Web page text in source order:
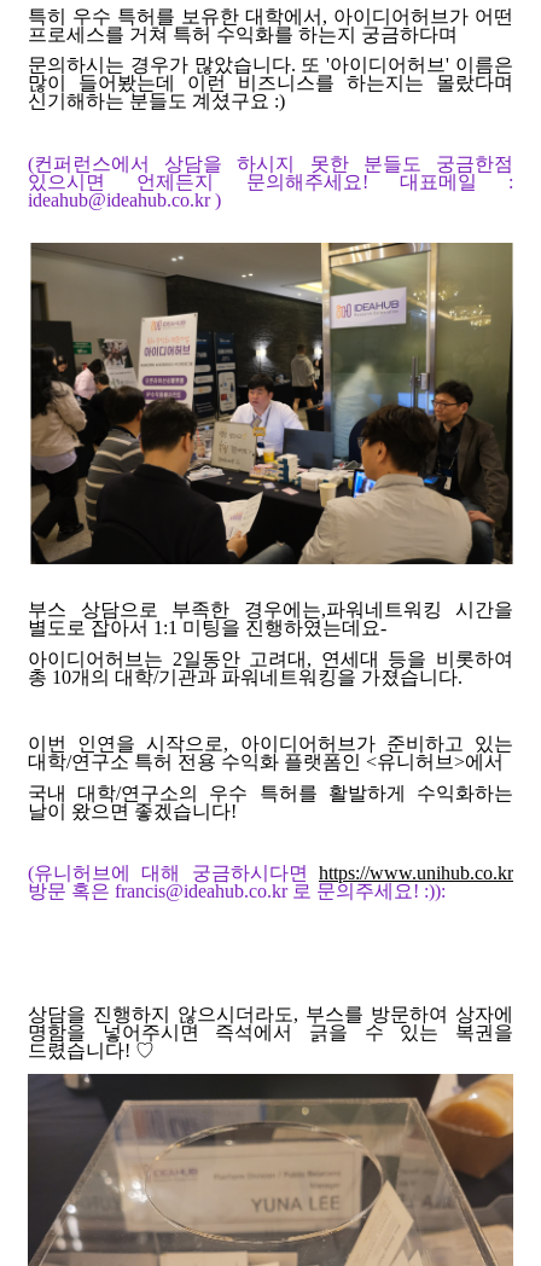
특히 우수 특허를 보유한 대학에서, 아이디어허브가 어떤
프로세스를 거쳐 특허 수익화를 하는지 궁금하다며
문의하시는 경우가 많았습니다. 또'아이디어허브' 이름은
많이 들어봤는데 이런 비즈니스를 하는지는 몰랐다며
신기해하는 분들도 계셨구요 :)
(컨퍼런스에서 상담을 하시지 못한 분들도 궁금한점
있으시면 언제든지 문의해주세요! 대표메일 :
ideahub@ideahub.co.kr )
부스 상담으로 부족한 경우에는,파워네트워킹 시간을
별도로 잡아서 1:1 미팅을 진행하였는데요-
아이디어허브는 2일동안 고려대 , 연세대
등을 비롯하여
총 10개의 대학/기관과 파워네트워킹을 가졌습니다.
이번 인연을 시작으로, 아이디어허브가 준비하고 있는
대학/연구소 특허 전용 수익화 플랫폼인 <유니허브>에서
국내 대학/연구소의 우수 특허를 활발하게 수익화하는
날이 왔으면 좋겠습니다!
(유니허브에 대해 궁금하시다면 https://www.unihub.co.kr
방문 혹은 francis@ideahub.co.kr 로 문의주세요! :)):
상담을 진행하지 않으시더라도, 부스를 방문하여 상자에
명함을 넣어주시면 즉석에서 긁을 수 있는 복권을
드렸습니다! ♡